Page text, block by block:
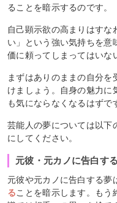
ることを暗示するのです。
自己顕示欲の高まりはすな
い」という強い気持ちを意
価に頼ってしまってはいな
まずはありのままの自分を
けましょう。自身の魅力に
も気にならなくなるはずで
芸能人の夢については以下
にしてください。
元彼・元カノに告白す
元彼や元カノに告白する夢
ることを暗示します。もう